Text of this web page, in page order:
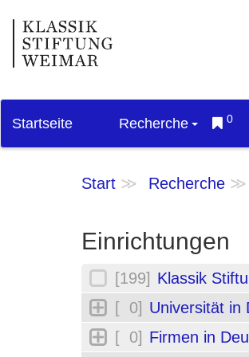
Startseite Recherche 0
Start Recherche
Einrichtungen
[199] Klassik
[ 0] Universität in
[ 0] Firmen in